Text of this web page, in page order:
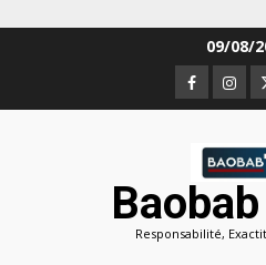
09/08/
Facebook
Responsabilité,